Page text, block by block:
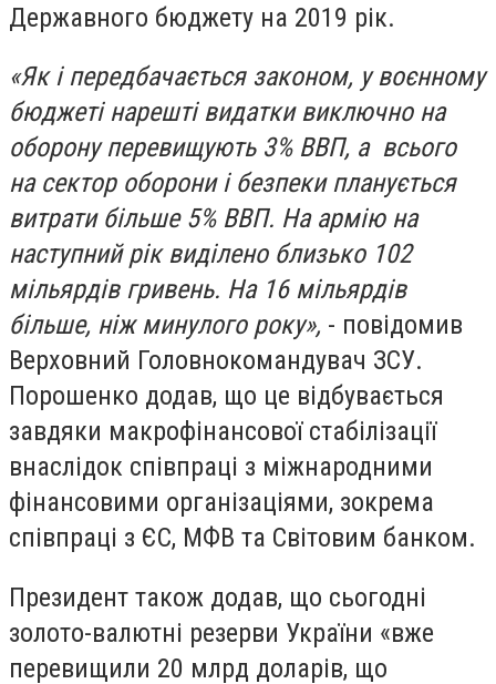
Державного бюджету на 2019 рік.
«Як і передбачається законом, у воєнному
бюджеті нарешті видатки виключно на
оборону перевищують 3% ВВП, а всього
на сектор оборони і безпеки планується
витрати більше 5% ВВП. На армію на
наступний рік виділено близько 102
мільярдів гривень. На 16 мільярдів
більше, ніж минулого року», - повідомив
Верховний Головнокомандувач ЗСУ.
Порошенко додав, що це відбувається
завдяки макрофінансової стабілізації
внаслідок співпраці з міжнародними
фінансовими організаціями, зокрема
співпраці з ЄС, МФВ та Світовим банком.
Президент також додав, що сьогодні
золото-валютні резерви України «вже
перевищили 20 млрд доларів, що